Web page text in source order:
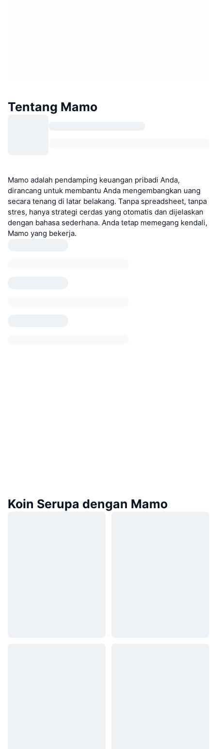
Tentang Mamo
Mamo adalah pendamping keuangan pribadi Anda,
dirancang untuk membantu Anda mengembangkan uang
secara tenang di latar belakang. Tanpa spreadsheet, tanpa
stres, hanya strategi cerdas yang otomatis dan dijelaskan
dengan bahasa sederhana. Anda tetap memegang kendali,
Mamo yang bekerja.
Koin Serupa dengan Mamo